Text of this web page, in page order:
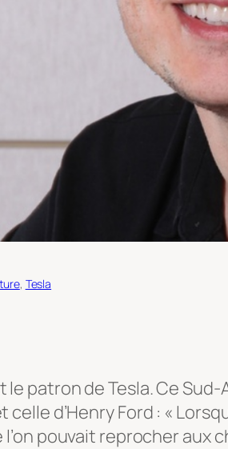
, Tesla
le patron de Tesla. Ce Sud-
d’Henry Ford : «
pouvait reprocher aux